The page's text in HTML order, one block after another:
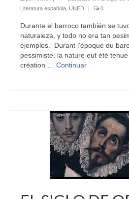
Literatura española UNED | 0
Durante el barroco también se
naturaleza, y todo no era tan
ejemplos. Durant l’époque du
pessimiste, la nature eut été
création … Continuar